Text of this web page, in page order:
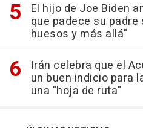
El hijo de Joe Biden
que padece su
huesos y más allá"
Irán celebra que el
un buen indicio para
una "hoja de ruta"